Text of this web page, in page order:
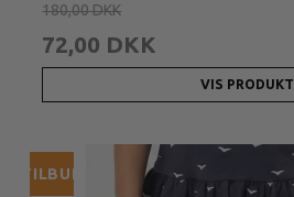
180,00 DKK
72,00 DKK
VIS PRODUKT
TILBUD